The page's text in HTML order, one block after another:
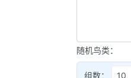
随机鸟类：
组数：